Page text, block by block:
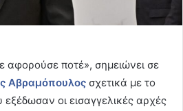
αφορούσε ποτέ», σημειώνει σε
Αβραμόπουλος σχετικά με το
οι εισαγγελικές αρχές